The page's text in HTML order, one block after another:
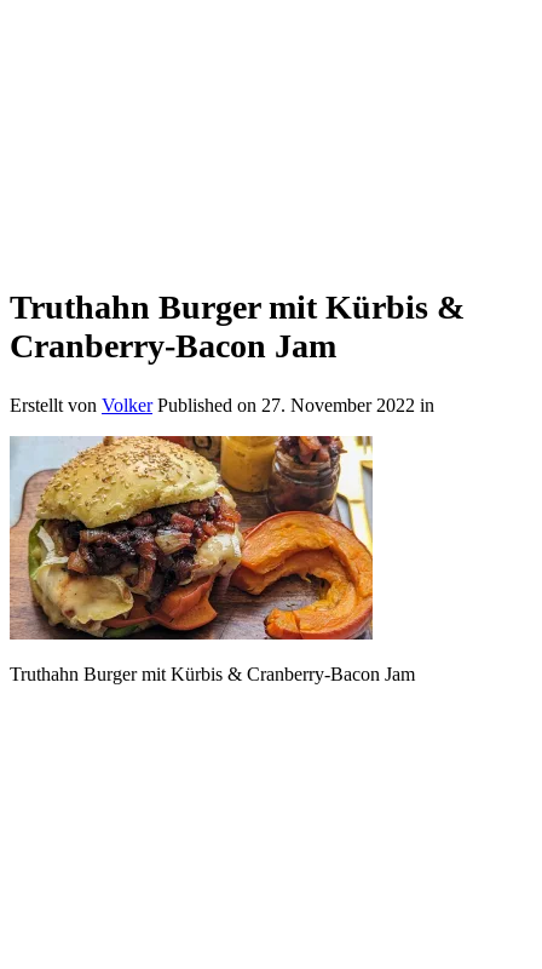
Truthahn Burger mit Kürbis &
Cranberry-Bacon Jam
Erstellt von Volker Published on 27. November 2022 in
Truthahn Burger mit Kürbis & Cranberry-Bacon Jam